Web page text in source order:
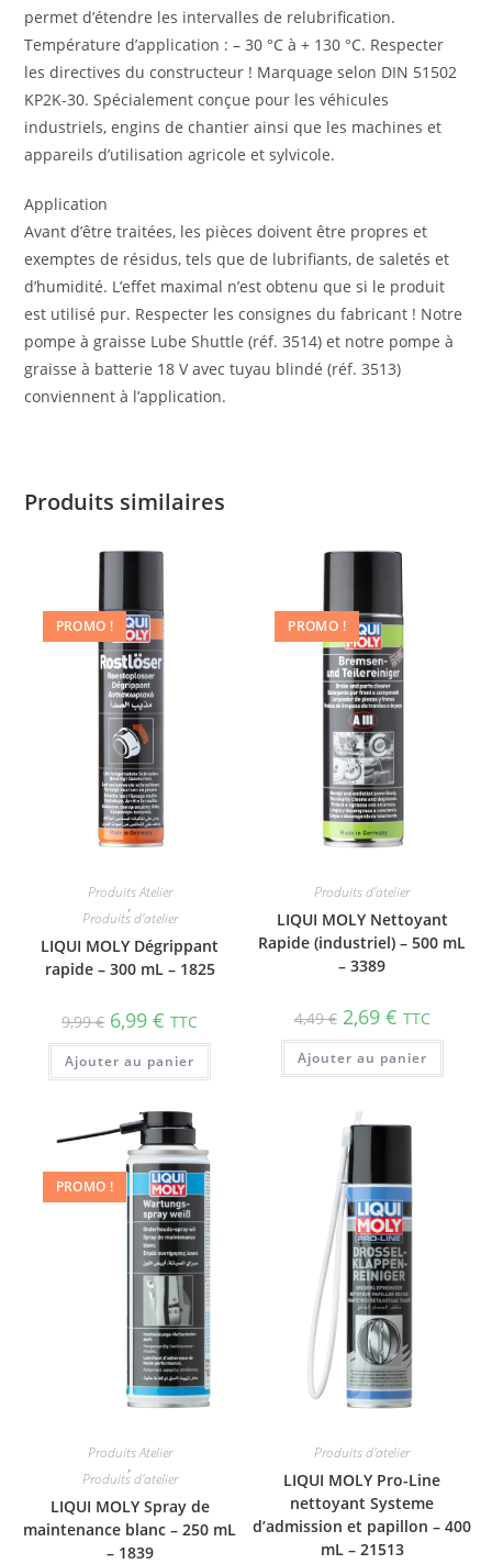
permet d’étendre les intervalles de relubrification.
Température d’application : – 30 °C à + 130 °C. Respecter
les directives du constructeur ! Marquage selon DIN 51502
KP2K-30. Spécialement conçue pour les véhicules
industriels, engins de chantier ainsi que les machines et
appareils d’utilisation agricole et sylvicole.
Appli­ca­tion
Avant d’être traitées, les pièces doivent être propres et
exemptes de résidus, tels que de lubrifiants, de saletés et
d’humidité. L’effet maximal n’est obtenu que si le produit
est utilisé pur. Respecter les consignes du fabricant ! Notre
pompe à graisse Lube Shuttle (réf. 3514) et notre pompe à
graisse à batterie 18 V avec tuyau blindé (réf. 3513)
conviennent à l’application.
Produits similaires
PROMO !
Produits Atelier
,
Produits d'atelier
LIQUI MOLY Dégrippant
rapide – 300 mL – 1825
9,99€ 6,99€ TTC
Ajouter au panier
PROMO !
Produits d'atelier
LIQUI MOLY Nettoyant
Rapide (industriel) – 500 mL
– 3389
4,49€ 2,69 € TTC
Ajouter au panier
PROMO !
Produits Atelier
,
Produits d'atelier
LIQUI MOLY Spray de
maintenance blanc – 250 mL
– 1839
Produits d'atelier
LIQUI MOLY Pro-Line
nettoyant Systeme
d’admission et papillon – 400
mL – 21513